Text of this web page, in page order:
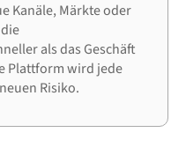
Kanäle, Märkte oder
als das Geschäft
Plattform wird jede
Risiko.